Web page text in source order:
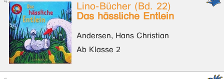
Lino-Bücher (Bd. 22)
Das hässliche Entlein
Andersen, Hans Christian
Ab Klasse 2